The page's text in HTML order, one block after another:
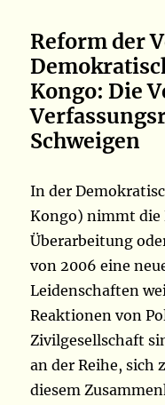
Reform der
Kongo: Die
Schweigen
In der
Kongo) nimmt die
Überarbeitung
von 2006 eine
Leidenschaften
Reaktionen von
Zivilgesellschaft
an der Reihe, sich
diesem